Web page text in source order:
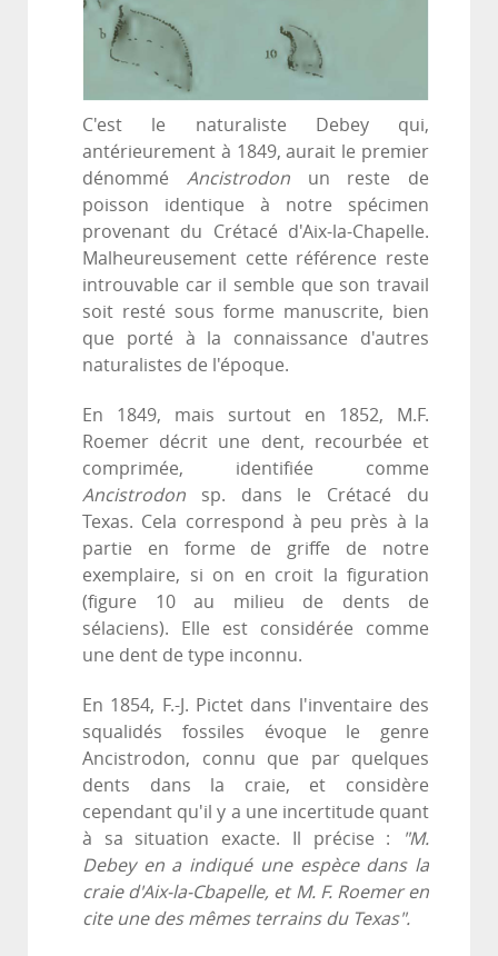
C'est le naturaliste Debey qui,
antérieurement à 1849, aurait le premier
dénommé Ancistrodon un reste de
poisson identique à notre spécimen
provenant du Crétacé d'Aix-la-Chapelle.
Malheureusement cette référence reste
introuvable car il semble que son travail
soit resté sous forme manuscrite, bien
que porté à la connaissance d'autres
naturalistes de l'époque.
En 1849, mais surtout en 1852, M.F.
Roemer décrit une dent, recourbée et
comprimée, identifiée comme
Ancistrodon sp. dans le Crétacé du
Texas. Cela correspond à peu près à la
partie en forme de griffe de notre
exemplaire, si on en croit la figuration
(figure 10 au milieu de dents de
sélaciens). Elle est considérée comme
une dent de type inconnu.
En 1854, F.-J. Pictet dans l'inventaire des
squalidés fossiles évoque le genre
Ancistrodon, connu que par quelques
dents dans la craie, et considère
cependant qu'il y a une incertitude quant
à sa situation exacte. Il précise :
"M.
Debey en a indiqué une espèce dans la
craie d'Aix-la-Cbapelle, et M. F. Roemer en
cite une des mêmes terrains du Texas".